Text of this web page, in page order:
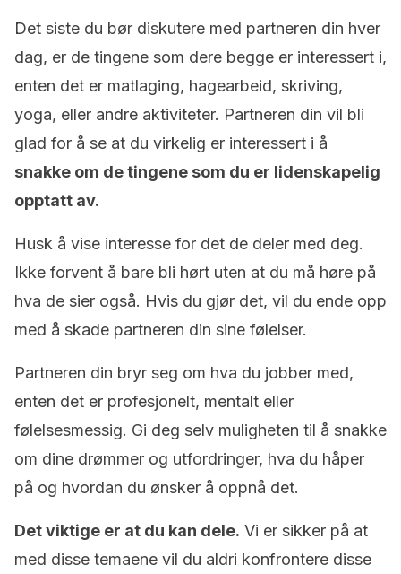
Det siste du bør diskutere med partneren din hver
dag, er de tingene som dere begge er interessert i,
enten det er matlaging, hagearbeid, skriving,
yoga, eller andre aktiviteter. Partneren din vil bli
glad for å se at du virkelig er interessert i å
snakke om de tingene som du er lidenskapelig
opptatt av.
Husk å vise interesse for det de deler med deg.
Ikke forvent å bare bli hørt uten at du må høre på
hva de sier også. Hvis du gjør det, vil du ende opp
med å skade partneren din sine følelser.
Partneren din bryr seg om hva du jobber med,
enten det er profesjonelt, mentalt eller
følelsesmessig. Gi deg selv muligheten til å snakke
om dine drømmer og utfordringer, hva du håper
på og hvordan du ønsker å oppnå det.
Det viktige er at du kan dele. Vi er sikker på at
med disse temaene vil du aldri konfrontere disse